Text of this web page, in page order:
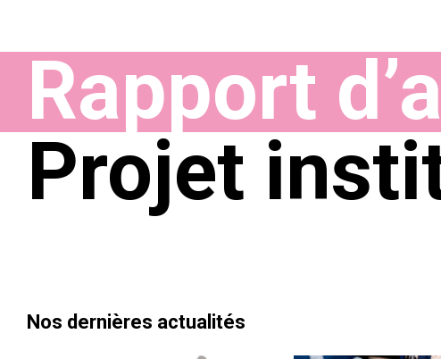
Rapport
Projet
Nos dernières actualités